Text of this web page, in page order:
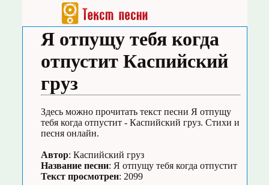
Я отпущу тебя когда
отпустит Каспийский
груз
Здесь можно прочитать текст песни Я отпущу
тебя когда отпустит - Каспийский груз. Стихи и
песня онлайн.
Автор: Каспийский груз
Название песни: Я отпущу тебя когда отпустит
Текст просмотрен: 2099